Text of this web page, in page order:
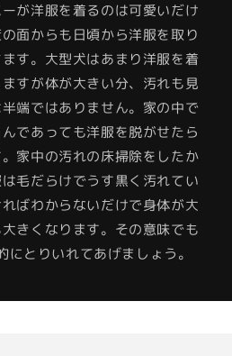
が洋服を着るのは可愛いだけ
面からも日頃から洋服を取り
す。大型犬はあまり洋服を着
すが体が大きい分、汚れも見
端ではありません。家の中で
であっても洋服を脱がせたら
家中の汚れの床掃除をしたか
毛だらけでうす黒く汚れてい
ばわからないだけで身体が大
きくなります。その意味でも
にとりいれてあげましょう。